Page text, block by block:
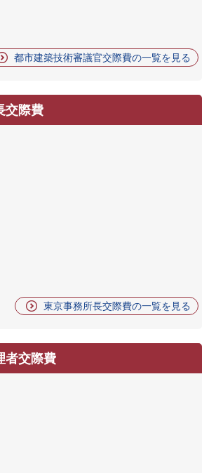
都市建築技術審議官交際費の一覧を見る
交際費
東京事務所長交際費の一覧を見る
者交際費